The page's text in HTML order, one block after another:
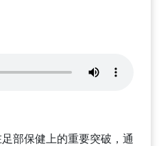
部保健上的重要突破，通